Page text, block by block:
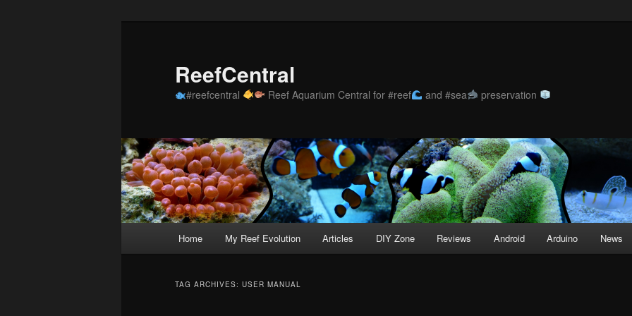
ReefCentral
#reefcentral Reef Aquarium Central for #reef and #sea preservation
Home My Reef Evolution Articles DIY Zone Reviews Android Arduino News
TAG ARCHIVES: USER MANUAL